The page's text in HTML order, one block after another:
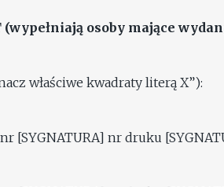
(wypełniają osoby mające
właściwe kwadraty literą X”):
[SYGNATURA] nr druku